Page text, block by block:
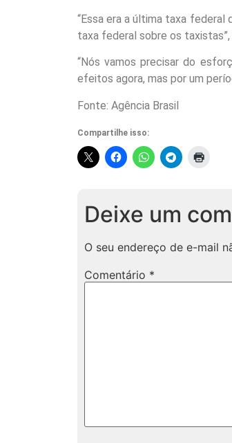
“Essa era a última taxa federal
taxa federal sobre os
“Nós vamos precisar do
efeitos agora, mas por um
Fonte: Agência Brasil
Compartilhe isso:
Deixe um
O seu endereço de e-mail
Comentário *